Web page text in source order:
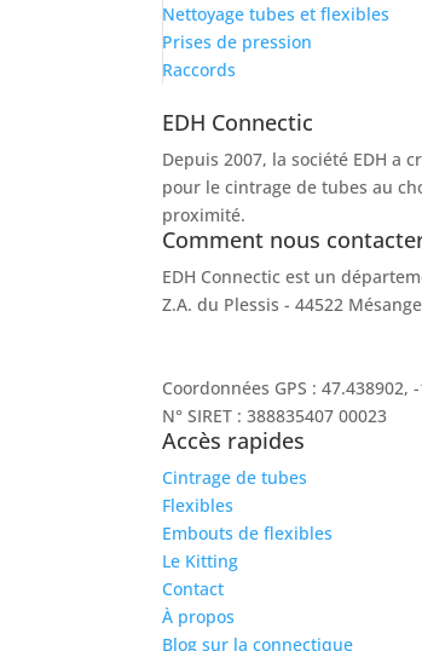
Nettoyage tubes et flexibles
Prises de pression
Raccords
EDH Connectic
Depuis 2007, la société EDH a
pour le cintrage de tubes au
proximité.
Comment nous
EDH Connectic est un
Z.A. du Plessis - 44522
Coordonnées GPS : 47.438902,
N° SIRET : 388835407 00023
Accès rapides
Cintrage de tubes
Flexibles
Embouts de flexibles
Le Kitting
Contact
À propos
Blog sur la connectique